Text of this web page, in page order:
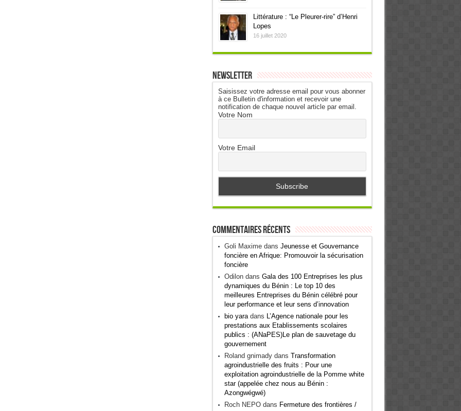
Littérature : “Le Pleurer-rire” d’Henri
Lopes
16 juillet 2020
Newsletter
Saisissez votre adresse email pour vous abonner
à ce Bulletin d'information et recevoir une
notification de chaque nouvel article par email.
Votre Nom
Votre Email
Commentaires récents
Goli Maximedans Jeunesse et Gouvernance
foncière en Afrique: Promouvoir la sécurisation
foncière
Odilondans Gala des 100 Entreprises les plus
dynamiques du Bénin : Le top 10 des
meilleures Entreprises du Bénin célébré pour
leur performance et leur sens d’innovation
bio yaradans L’Agence nationale pour les
prestations aux Etablissements scolaires
publics : (ANaPES)Le plan de sauvetage du
gouvernement
Roland gnimadydans Transformation
agroindustrielle des fruits : Pour une
exploitation agroindustrielle de la Pomme white
star (appelée chez nous au Bénin :
Azongwégwé)
Roch NEPOdans Fermeture des frontières /